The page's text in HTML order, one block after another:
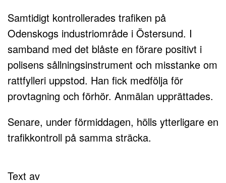
Samtidigt kontrollerades trafiken på
Odenskogs industriområde i Östersund. I
samband med det blåste en förare positivt i
polisens sållningsinstrument och misstanke om
rattfylleri uppstod. Han fick medfölja för
provtagning och förhör. Anmälan upprättades.
Senare, under förmiddagen, hölls ytterligare en
trafikkontroll på samma sträcka.
Text av